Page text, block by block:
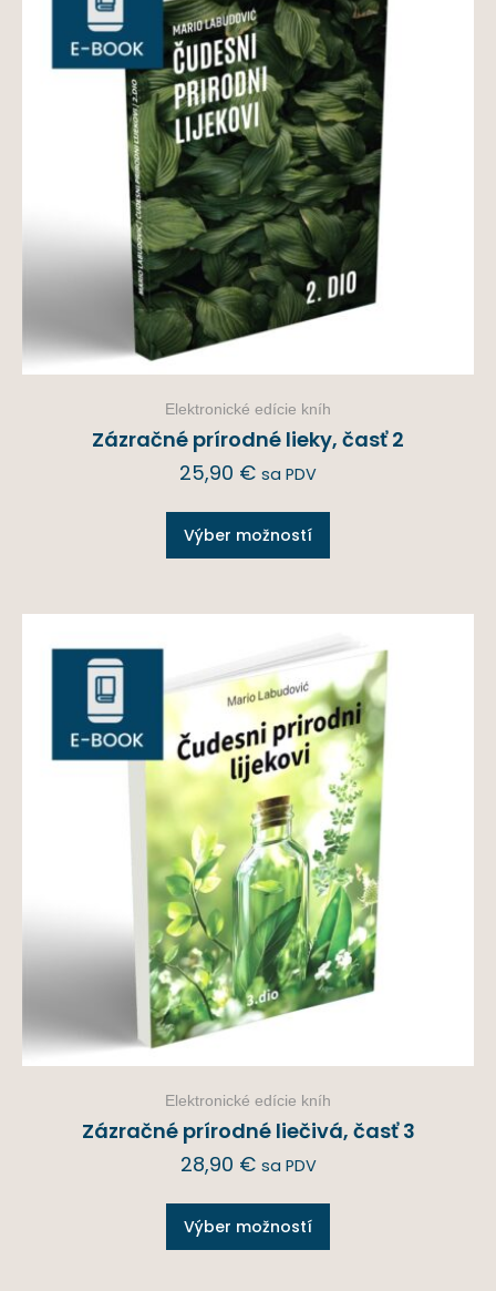
Elektronické edície kníh
Zázračné prírodné lieky, časť 2
25,90 € sa PDV
Výber možností
Elektronické edície kníh
Zázračné prírodné liečivá, časť 3
28,90 € sa PDV
Výber možností